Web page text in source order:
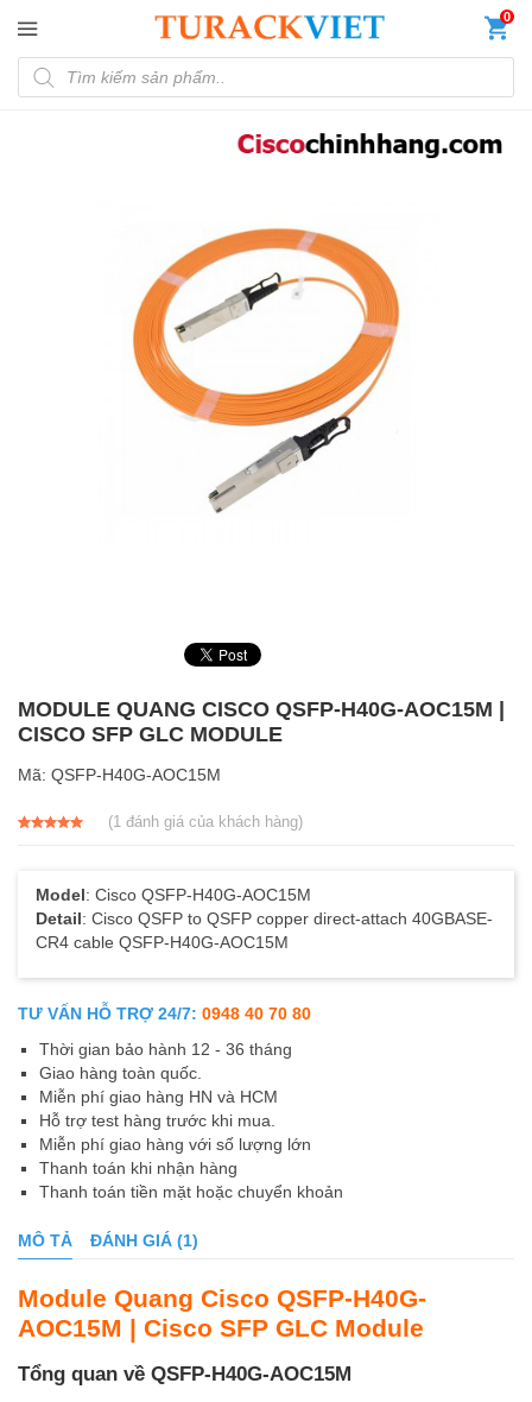
0
Tìm kiếm sản phẩm
MODULE QUANG CISCO QSFP-H40G-AOC15M |
CISCO SFP GLC MODULE
Mã: QSFP-H40G-AOC15M
(1đánh giá của khách hàng)
Model: Cisco QSFP-H40G-AOC15M
Detail: Cisco QSFP to QSFP copper direct-attach 40GBASE-
CR4 cable QSFP-H40G-AOC15M
TƯ VẤN HỖ TRỢ 24/7: 0948 40 70 80
Thời gian bảo hành 12 - 36 tháng
Giao hàng toàn quốc.
Miễn phí giao hàng HN và HCM
Hỗ trợ test hàng trước khi mua.
Miễn phí giao hàng với số lượng lớn
Thanh toán khi nhận hàng
Thanh toán tiền mặt hoặc chuyển khoản
MÔ TẢ ĐÁNH GIÁ (1)
Module Quang Cisco QSFP-H40G-
AOC15M | Cisco SFP GLC Module
Tổng quan về QSFP-H40G-AOC15M